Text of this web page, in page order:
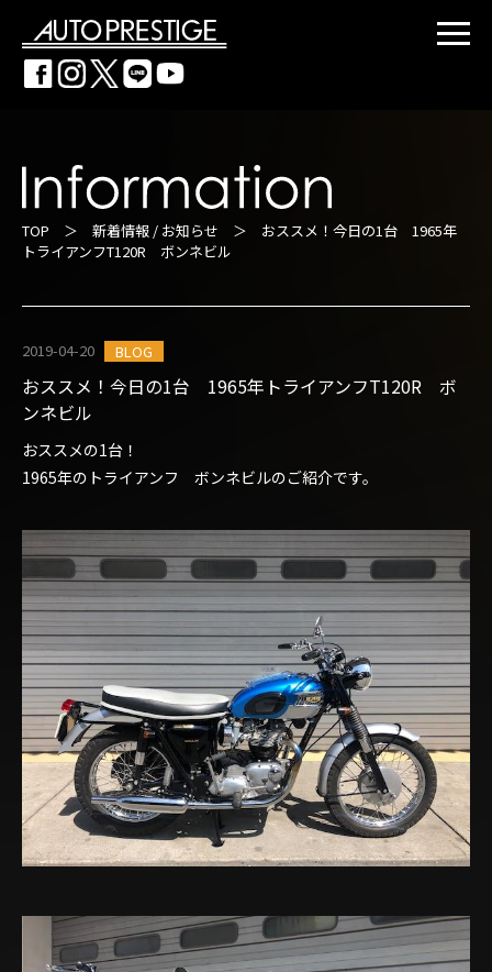
TOP ＞ 新着情報 / お知らせ ＞ おススメ！今日の1台 1965年
トライアンフT120R ボンネビル
2019-04-20 BLOG
おススメ！今日の1台 1965年トライアンフT120R ボ
ンネビル
おススメの1台！
1965年のトライアンフ ボンネビルのご紹介です。